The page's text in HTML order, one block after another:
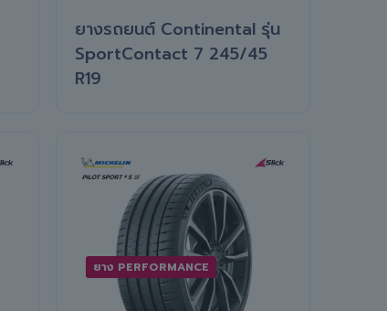
ยางรถยนต์ Continental รุ่น
SportContact 7 245/45
R19
ยาง PERFORMANCE